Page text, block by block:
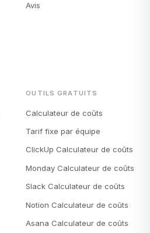
Avis
OUTILS GRATUITS
Calculateur de coûts
Tarif fixe par équipe
ClickUp Calculateur de coûts
Monday Calculateur de coûts
Slack Calculateur de coûts
Notion Calculateur de coûts
Asana Calculateur de coûts